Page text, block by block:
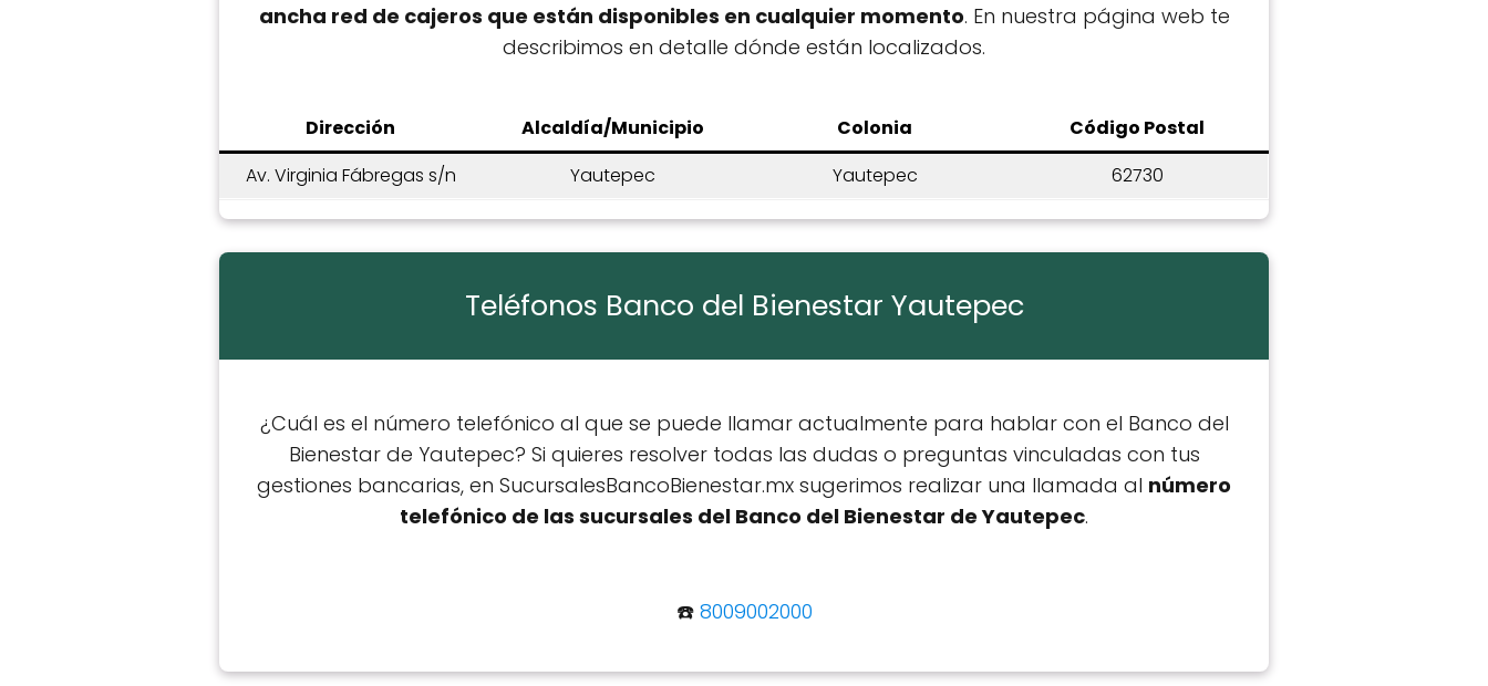
ancha red de cajeros que están disponibles en cualquier momento. En nuestra página web te
describimos en detalle dónde están localizados.
Dirección Alcaldía/Municipio Colonia Código Postal
Av. Virginia Fábregas s/n
Yautepec Yautepec 62730
Teléfonos Banco del Bienestar Yautepec
¿Cuál es el número telefónico al que se puede llamar actualmente para hablar con el Banco del
Bienestar de Yautepec? Si quieres resolver todas las dudas o preguntas vinculadas con tus
gestiones bancarias, en SucursalesBancoBienestar.mx sugerimos realizar una llamada al número
telefónico de las sucursales del Banco del Bienestar de Yautepec.
☎️ 8009002000